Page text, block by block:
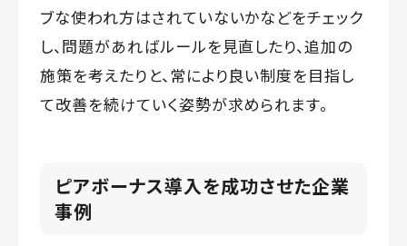
ブな使われ方はされていないかなどをチェック
し、問題があればルールを見直したり、追加の
施策を考えたりと、常により良い制度を目指し
て改善を続けていく姿勢が求められます。
ピアボーナス導入を成功させた企業
事例